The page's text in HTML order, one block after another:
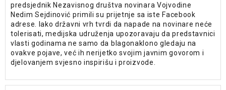
predsjednik Nezavisnog društva novinara Vojvodine
Nedim Sejdinović primili su prijetnje sa iste Facebook
adrese. Iako državni vrh tvrdi da napade na novinare neće
tolerisati, medijska udruženja upozoravaju da predstavnici
vlasti godinama ne samo da blagonaklono gledaju na
ovakve pojave, već ih nerijetko svojim javnim govorom i
djelovanjem svjesno inspirišu i proizvode.